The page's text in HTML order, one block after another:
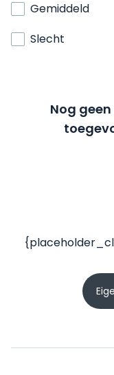
Gemiddeld
Slecht
Nog